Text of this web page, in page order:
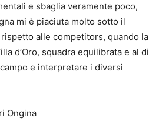
e sbaglia veramente poco,
mi è piaciuta molto sotto il
alle competitors, quando la
d’Oro, squadra equilibrata e al di
e interpretare i diversi
Ongina